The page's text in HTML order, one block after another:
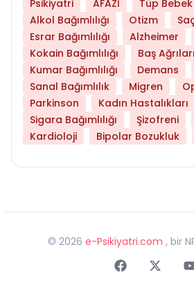
Psikiyatri AFAZİ
Tüp Bebek
Alkol Bağımlılığı
Otizm
Esrar Bağımlılığı
Alzheimer
Kokain Bağımlılığı
Baş Ağrıları
Kumar Bağımlılığı
Demans
Sanal Bağımlılık
Migren
Parkinson
Kadın Hastalıkları
Sigara Bağımlılığı
Şizofreni
Kardioloji
Bipolar Bozukluk
© 2026 e-Psikiyatri.com , bir